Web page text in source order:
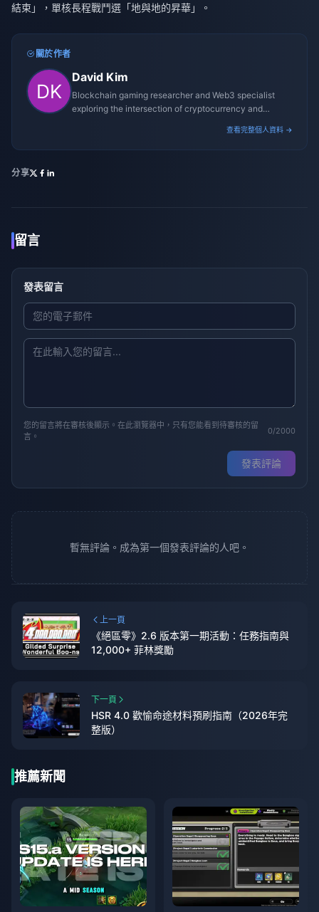
結束」，單核長程戰鬥選「地與地的昇華」。
關於作者
David Kim
Blockchain gaming researcher and Web3 specialist
exploring the intersection of cryptocurrency and
查看完整個人資料 →
分享
留言
發表留言
您的留言將在審核後顯示。在此瀏覽器中，只有您能看到待審核的留
言。
0/2000
發表評論
暫無評論。成為第一個發表評論的人吧。
上一頁
《絕區零》2.6 版本第一期活動：任務指南與
12,000+ 菲林獎勵
下一頁
HSR 4.0 歡愉命途材料預刷指南（2026年完
整版）
推薦新聞